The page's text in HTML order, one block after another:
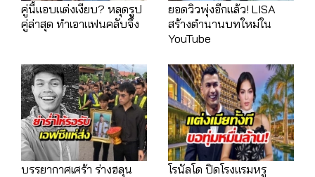
คู่นี้แอบแต่งเงียบ? หลุดรูป
คู่ล่าสุด ทำเอาแฟนคลับจึ้ง
ยอดวิวพุ่งอีกแล้ว! LISA
สร้างตำนานบทใหม่ใน
YouTube
บรรยากาศเศร้า ร่างฮลุน
โรนัลโด ปิดโรงแรมหรู